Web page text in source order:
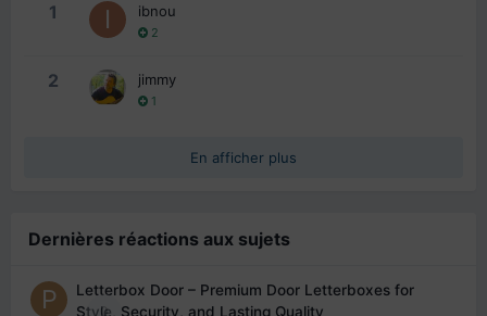
1 ibnou
2
2 jimmy
1
En afficher plus
Dernières réactions aux sujets
0
Letterbox Door – Premium Door Letterboxes for
Style, Security, and Lasting Quality